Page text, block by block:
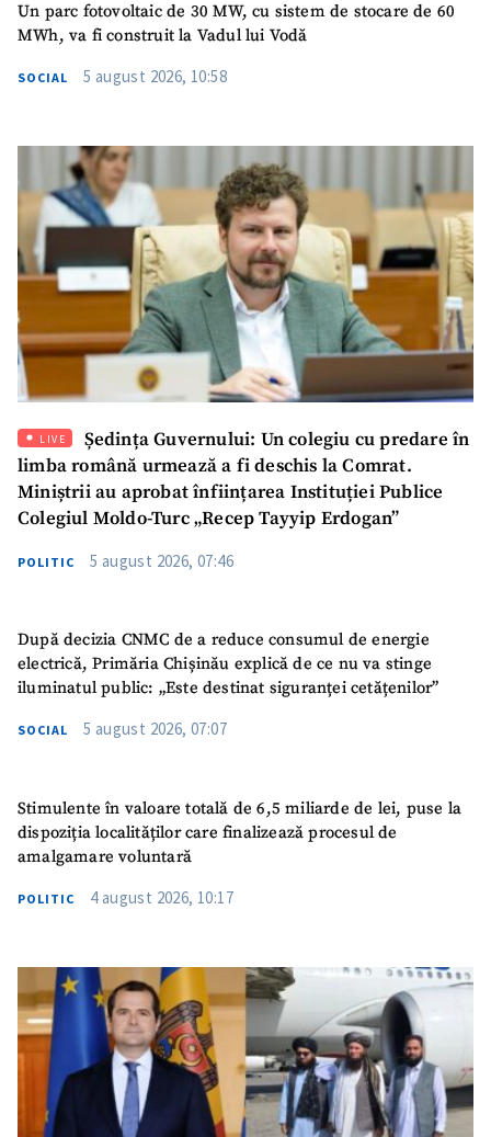
Un parc fotovoltaic de 30 MW, cu sistem de stocare de 60
MWh, va fi construit la Vadul lui Vodă
SOCIAL 5 august 2026, 10:58
LIVE
Ședința Guvernului: Un colegiu cu predare în
limba română urmează a fi deschis la Comrat.
Miniștrii au aprobat înființarea Instituției Publice
Colegiul Moldo-Turc „Recep Tayyip Erdogan”
POLITIC 5 august 2026, 07:46
După decizia CNMC de a reduce consumul de energie
electrică, Primăria Chișinău explică de ce nu va stinge
iluminatul public: „Este destinat siguranței cetățenilor”
SOCIAL 5 august 2026, 07:07
Stimulente în valoare totală de 6,5 miliarde de lei, puse la
dispoziția localităților care finalizează procesul de
amalgamare voluntară
POLITIC 4 august 2026, 10:17
TRIMITE ȘTIREA